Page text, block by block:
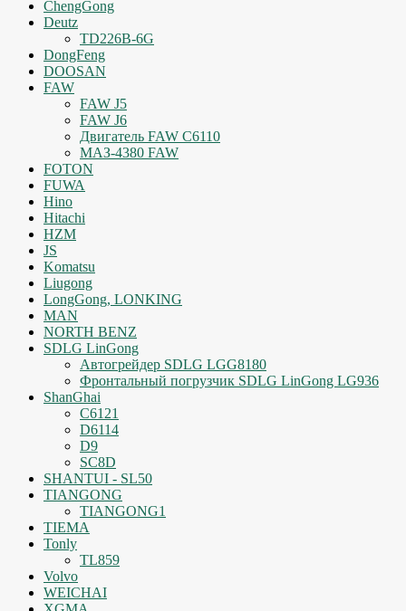
ChengGong
Deutz
TD226B-6G
DongFeng
DOOSAN
FAW
FAW J5
FAW J6
Двигатель FAW C6110
МАЗ-4380 FAW
FOTON
FUWA
Hino
Hitachi
HZM
JS
Komatsu
Liugong
LongGong, LONKING
MAN
NORTH BENZ
SDLG LinGong
Автогрейдер SDLG LGG8180
Фронтальный погрузчик SDLG LinGong LG936
ShanGhai
C6121
D6114
D9
SC8D
SHANTUI - SL50
TIANGONG
TIANGONG1
TIEMA
Tonly
TL859
Volvo
WEICHAI